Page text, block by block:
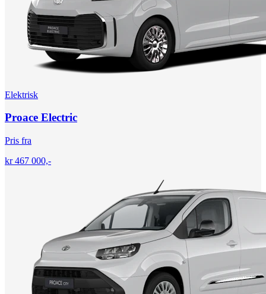
Elektrisk
Proace Electric
Pris fra
kr 467 000,-